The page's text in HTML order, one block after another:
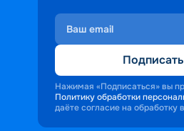
Нажимая «Подписаться» вы
Политику обработки
даёте согласие на обработку